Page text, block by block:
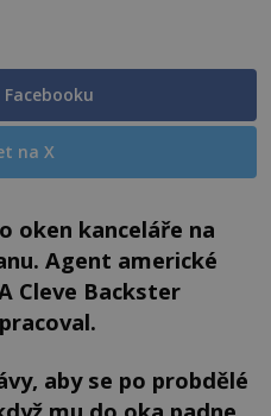
na X
oken kanceláře na
Agent americké
Cleve Backster
aby se po probdělé